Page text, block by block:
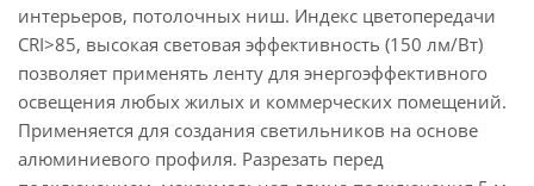
интерьеров, потолочных ниш. Индекс цветопередачи
CRI>85, высокая световая эффективность (150 лм/Вт)
позволяет применять ленту для энергоэффективного
освещения любых жилых и коммерческих помещений.
Применяется для создания светильников на основе
алюминиевого профиля. Разрезать перед